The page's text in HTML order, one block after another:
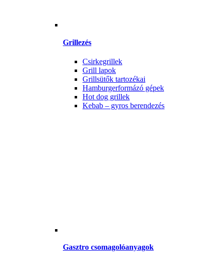
Grillezés
Csirkegrillek
Grill lapok
Grillsütők tartozékai
Hamburgerformázó gépek
Hot dog grillek
Kebab – gyros berendezés
Gasztro csomagolóanyagok